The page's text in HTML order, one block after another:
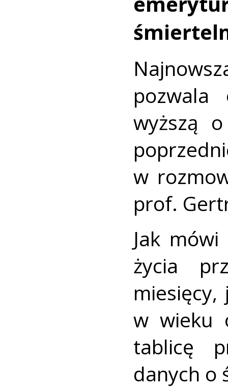
pozwala
wyższą
w
prof.
Jak
życia
w wieku
tablicę
danych o